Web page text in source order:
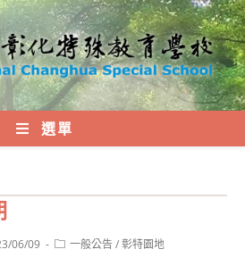
選單
06/09
Post一般公告/彰特園地